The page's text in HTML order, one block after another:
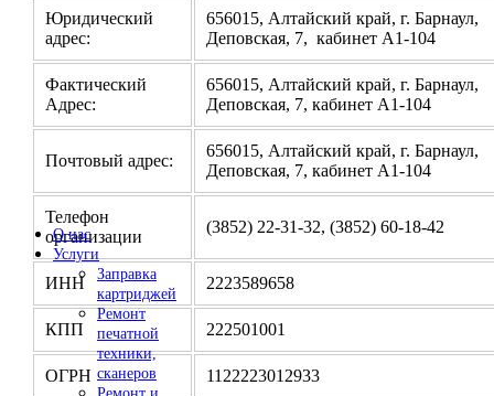
О нас
Услуги
Заправка
картриджей
Ремонт
печатной
техники,
сканеров
Юридический
адрес:
656015, Алтайский край, г. Барнаул,
Деповская, 7, кабинет А1-104
Фактический
Адрес:
656015, Алтайский край, г. Барнаул,
Деповская, 7, кабинет А1-104
Почтовый адрес:
656015, Алтайский край, г. Барнаул,
Деповская, 7, кабинет А1-104
Телефон
организации
(3852) 22-31-32, (3852) 60-18-42
ИНН 2223589658
КПП 222501001
ОГРН 1122223012933